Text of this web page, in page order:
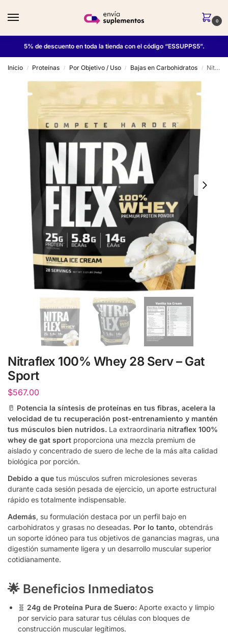
0
5% de descuento en toda la tienda con el código “ESSUPPS5”.
Inicio / Proteínas / Por Objetivo / Uso / Bajas en Carbohidratos / Nitraflex 100% Whey 28 Serv – Gat Sport
Nitraflex 100% Whey 28 Serv – Gat
Sport
$567.00
🥛 Potencia la síntesis de proteínas en tus fibras, acelera la
velocidad de tu recuperación post-entrenamiento y mantén
tus músculos bien nutridos. La extraordinaria nitraflex 100%
whey de gat sport proporciona una mezcla premium de
aislado y concentrado de suero de leche de la más alta calidad
biológica por porción.
Debido a que tus músculos sufren microlesiones severas
durante cada sesión pesada de ejercicio, un aporte estructural
rápido es totalmente indispensable.
Además, su formulación destaca por un perfil bajo en
carbohidratos y grasas no deseadas. Por lo tanto, obtendrás
un soporte idóneo para tus objetivos de ganancias magras, una
digestión sumamente ligera y un desarrollo muscular superior
cotidianamente.
🌟 Beneficios Inmediatos
🧬 24g de Proteína Pura de Suero: Aporte exacto y limpio
por servicio para saturar tus células con bloques de
construcción muscular legítimos.